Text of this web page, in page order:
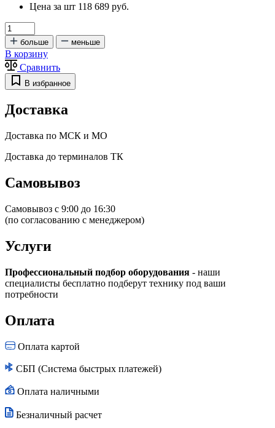
Цена за шт 118 689 руб.
больше меньше
В корзину
Сравнить
В избранное
Доставка
Доставка по МСК и МО
Доставка до терминалов ТК
Самовывоз
Самовывоз с 9:00 до 16:30
(по согласованию с менеджером)
Услуги
Профессиональный подбор оборудования - наши
специалисты бесплатно подберут технику под ваши
потребности
Оплата
Оплата картой
СБП (Система быстрых платежей)
Оплата наличными
Безналичный расчет